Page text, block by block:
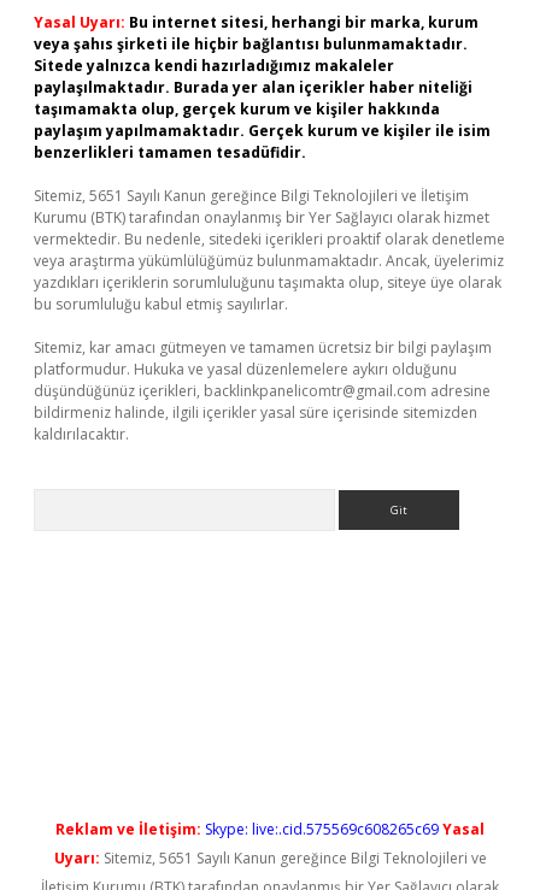
Yasal Uyarı: Bu internet sitesi, herhangi bir marka, kurum
veya şahıs şirketi ile hiçbir bağlantısı bulunmamaktadır.
Sitede yalnızca kendi hazırladığımız makaleler
paylaşılmaktadır. Burada yer alan içerikler haber niteliği
taşımamakta olup, gerçek kurum ve kişiler hakkında
paylaşım yapılmamaktadır. Gerçek kurum ve kişiler ile isim
benzerlikleri tamamen tesadüfidir.
Sitemiz, 5651 Sayılı Kanun gereğince Bilgi Teknolojileri ve İletişim
Kurumu (BTK) tarafından onaylanmış bir Yer Sağlayıcı olarak hizmet
vermektedir. Bu nedenle, sitedeki içerikleri proaktif olarak denetleme
veya araştırma yükümlülüğümüz bulunmamaktadır. Ancak, üyelerimiz
yazdıkları içeriklerin sorumluluğunu taşımakta olup, siteye üye olarak
bu sorumluluğu kabul etmiş sayılırlar.
Sitemiz, kar amacı gütmeyen ve tamamen ücretsiz bir bilgi paylaşım
platformudur. Hukuka ve yasal düzenlemelere aykırı olduğunu
düşündüğünüz içerikleri, backlinkpanelicomtr@gmail.com adresine
bildirmeniz halinde, ilgili içerikler yasal süre içerisinde sitemizden
kaldırılacaktır.
Reklam ve İletişim: Skype: live:.cid.575569c608265c69Yasal
Uyarı: Sitemiz, 5651 Sayılı Kanun gereğince Bilgi Teknolojileri ve